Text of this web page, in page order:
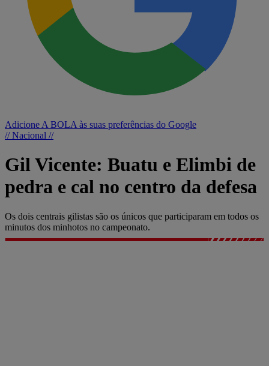
Adicione A BOLA às suas preferências do Google
// Nacional //
Gil Vicente: Buatu e Elimbi de
pedra e cal no centro da defesa
Os dois centrais gilistas são os únicos que participaram em todos os
minutos dos minhotos no campeonato.